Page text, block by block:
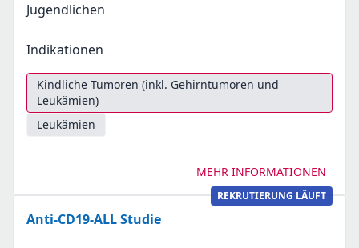
Jugendlichen
Indikationen
Kindliche Tumoren (inkl. Gehirntumoren und
Leukämien)
Leukämien
MEHR INFORMATIONEN
REKRUTIERUNG LÄUFT
Anti-CD19-ALL Studie